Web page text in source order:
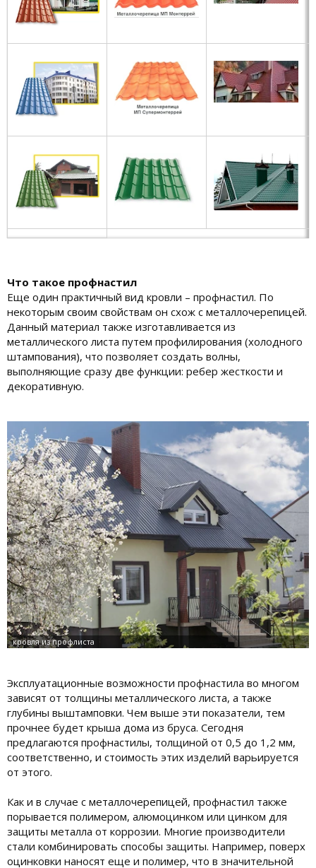
Что такое профнастил
Еще один практичный вид кровли – профнастил. По
некоторым своим свойствам он схож с металлочерепицей.
Данный материал также изготавливается из
металлического листа путем профилирования (холодного
штампования), что позволяет создать волны,
выполняющие сразу две функции: ребер жесткости и
декоративную.
Эксплуатационные возможности профнастила во многом
зависят от толщины металлического листа, а также
глубины выштамповки. Чем выше эти показатели, тем
прочнее будет крыша дома из бруса. Сегодня
предлагаются профнастилы, толщиной от 0,5 до 1,2 мм,
соответственно, и стоимость этих изделий варьируется
от этого.
Как и в случае с металлочерепицей, профнастил также
порывается полимером, алюмоцинком или цинком для
защиты металла от коррозии. Многие производители
стали комбинировать способы защиты. Например, поверх
оцинковки наносят еще и полимер, что в значительной